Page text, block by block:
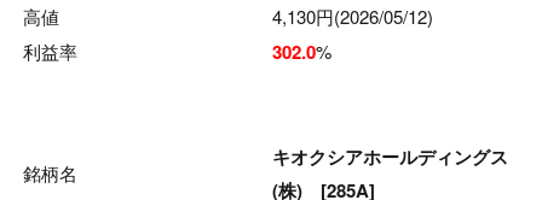
高値
4,130円(2026/05/12)
利益率
302.0%
銘柄名
キオクシアホールディングス
(株) [285A]